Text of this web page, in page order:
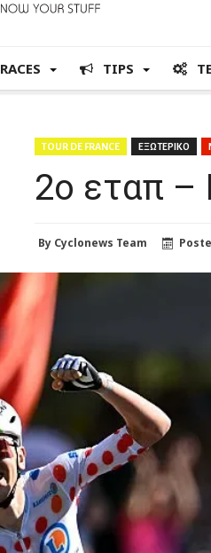
RACES TIPS
TOUR DE FRANCE ΕΞΩΤΕΡΙΚΟ
2ο εταπ –
By Cyclonews Team